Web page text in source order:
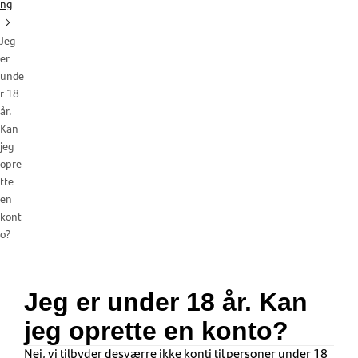
ng
Jeg
er
unde
r 18
år.
Kan
jeg
opre
tte
en
kont
o?
Jeg er under 18 år. Kan
jeg oprette en konto?
Nej, vi tilbyder desværre ikke konti til personer under 18